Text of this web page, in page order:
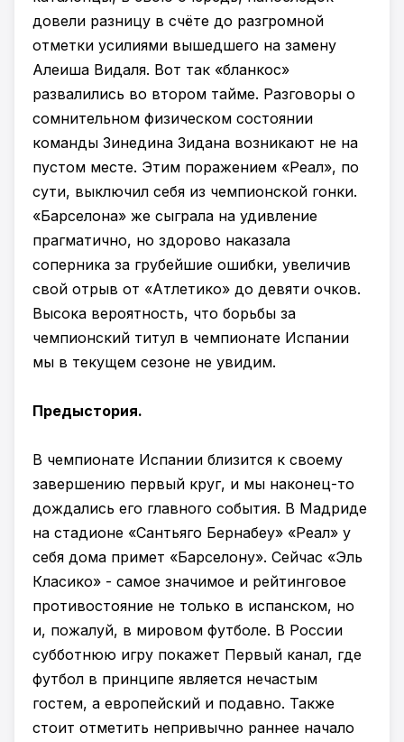
довели разницу в счёте до разгромной
отметки усилиями вышедшего на замену
Алеиша Видаля. Вот так «бланкос»
развалились во втором тайме. Разговоры о
сомнительном физическом состоянии
команды Зинедина Зидана возникают не на
пустом месте. Этим поражением «Реал», по
сути, выключил себя из чемпионской гонки.
«Барселона» же сыграла на удивление
прагматично, но здорово наказала
соперника за грубейшие ошибки, увеличив
свой отрыв от «Атлетико» до девяти очков.
Высока вероятность, что борьбы за
чемпионский титул в чемпионате Испании
мы в текущем сезоне не увидим.
Предыстория.
В чемпионате Испании близится к своему
завершению первый круг, и мы наконец-то
дождались его главного события. В Мадриде
на стадионе «Сантьяго Бернабеу» «Реал» у
себя дома примет «Барселону». Сейчас «Эль
Класико» - самое значимое и рейтинговое
противостояние не только в испанском, но
и, пожалуй, в мировом футболе. В России
субботнюю игру покажет Первый канал, где
футбол в принципе является нечастым
гостем, а европейский и подавно. Также
стоит отметить непривычно раннее начало